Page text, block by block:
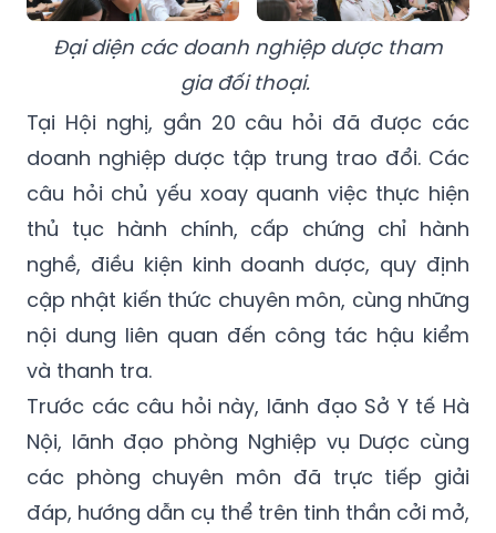
Đại diện các doanh nghiệp dược tham
gia đối thoại.
Tại Hội nghị, gần 20 câu hỏi đã được các
doanh nghiệp dược tập trung trao đổi. Các
câu hỏi chủ yếu xoay quanh việc thực hiện
thủ tục hành chính, cấp chứng chỉ hành
nghề, điều kiện kinh doanh dược, quy định
cập nhật kiến thức chuyên môn, cùng những
nội dung liên quan đến công tác hậu kiểm
và thanh tra.
Trước các câu hỏi này, lãnh đạo Sở Y tế Hà
Nội, lãnh đạo phòng Nghiệp vụ Dược cùng
các phòng chuyên môn đã trực tiếp giải
đáp, hướng dẫn cụ thể trên tinh thần cởi mở,